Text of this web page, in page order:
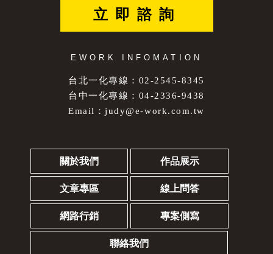
立即諮詢
EWORK INFOMATION
台北一化專線：02-2545-8345
台中一化專線：04-2336-9438
Email：judy@e-work.com.tw
關於我們 作品展示
文章專區 線上問答
網路行銷 專案側寫
聯絡我們